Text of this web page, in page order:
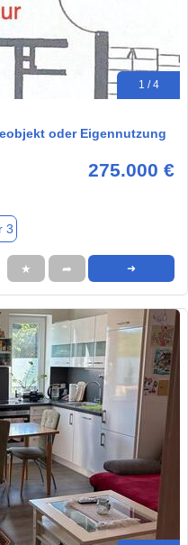
1 / 4
oder Eigennutzung
275.000 €
3
★ ➦ ➜